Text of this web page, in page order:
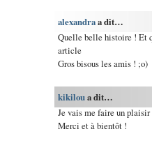
alexandraa dit…
Quelle belle histoire ! Et
article
Gros bisous les amis ! ;o)
kikiloua dit…
Je vais me faire un
Merci et à bientôt !